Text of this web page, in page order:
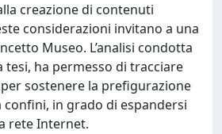
creazione di contenuti
considerazioni invitano a una
Museo. L’analisi condotta
tesi, ha permesso di tracciare
sostenere la prefigurazione
confini, in grado di espandersi
rete Internet.